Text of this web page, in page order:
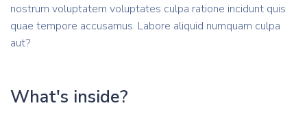
nostrum voluptatem voluptates culpa ratione incidunt quis
quae tempore accusamus. Labore aliquid numquam culpa
aut?
What's inside?